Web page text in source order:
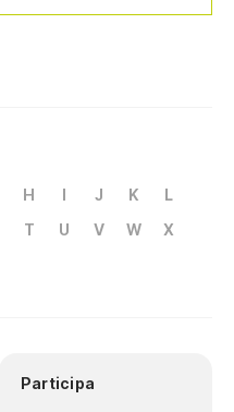
H I J K
L
T U V W
X
Participa